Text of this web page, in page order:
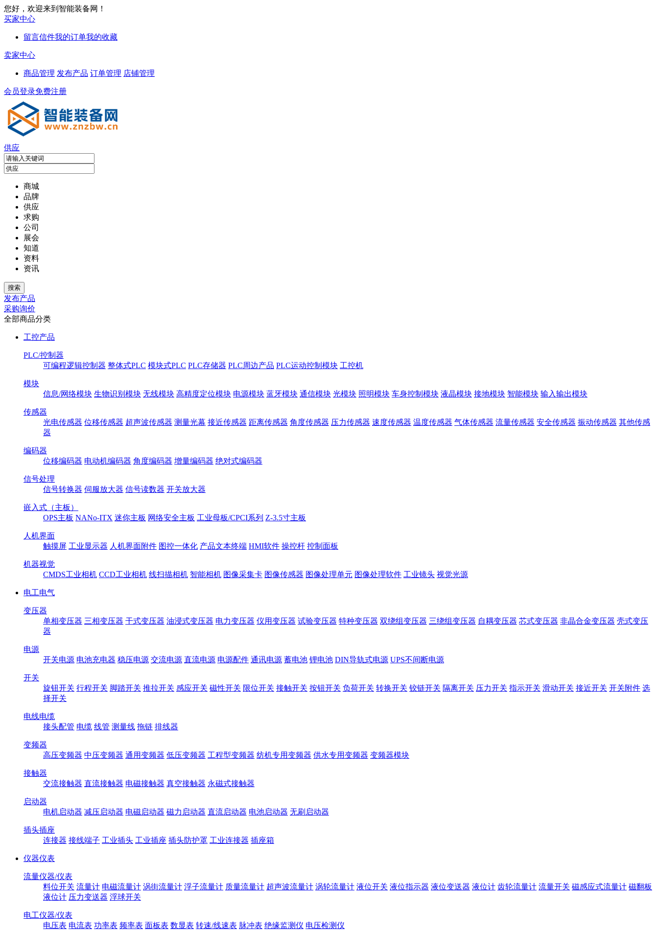
您好，欢迎来到智能装备网！
买家中心
留言信件我的订单我的收藏
卖家中心
商品管理 发布产品 订单管理 店铺管理
会员登录免费注册
供应
商城
品牌
供应
求购
公司
展会
知道
资料
资讯
发布产品
采购询价
全部商品分类
工控产品
PLC/控制器
可编程逻辑控制器 整体式PLC 模块式PLC PLC存储器 PLC周边产品 PLC运动控制模块 工控机
模块
信息/网络模块 生物识别模块 无线模块 高精度定位模块 电源模块 蓝牙模块 通信模块 光模块 照明模块 车身控制模块 液晶模块 接地模块 智能模块 输入输出模块
传感器
光电传感器 位移传感器 超声波传感器 测量光幕 接近传感器 距离传感器 角度传感器 压力传感器 速度传感器 温度传感器 气体传感器 流量传感器 安全传感器 振动传感器 其他传感
器
编码器
位移编码器 电动机编码器 角度编码器 增量编码器 绝对式编码器
信号处理
信号转换器 伺服放大器 信号读数器 开关放大器
嵌入式（主板）
OPS主板 NANo-ITX 迷你主板 网络安全主板 工业母板/CPCI系列 Z-3.5寸主板
人机界面
触摸屏 工业显示器 人机界面附件 图控一体化 产品文本终端 HMI软件 操控杆 控制面板
机器视觉
CMDS工业相机 CCD工业相机 线扫描相机 智能相机 图像采集卡 图像传感器 图像处理单元 图像处理软件 工业镜头 视觉光源
电工电气
变压器
单相变压器 三相变压器 干式变压器 油浸式变压器 电力变压器 仪用变压器 试验变压器 特种变压器 双绕组变压器 三绕组变压器 自耦变压器 芯式变压器 非晶合金变压器 壳式变压
器
电源
开关电源 电池充电器 稳压电源 交流电源 直流电源 电源配件 通讯电源 蓄电池 锂电池 DIN导轨式电源 UPS不间断电源
开关
旋钮开关 行程开关 脚踏开关 推拉开关 感应开关 磁性开关 限位开关 接触开关 按钮开关 负荷开关 转换开关 铰链开关 隔离开关 压力开关 指示开关 滑动开关 接近开关 开关附件 选
择开关
电线电缆
接头配管 电缆 线管 测量线 拖链 排线器
变频器
高压变频器 中压变频器 通用变频器 低压变频器 工程型变频器 纺机专用变频器 供水专用变频器 变频器模块
接触器
交流接触器 直流接触器 电磁接触器 真空接触器 永磁式接触器
启动器
电机启动器 减压启动器 电磁启动器 磁力启动器 直流启动器 电池启动器 无刷启动器
插头插座
连接器 接线端子 工业插头 工业插座 插头防护罩 工业连接器 插座箱
仪器仪表
流量仪器/仪表
料位开关 流量计 电磁流量计 涡街流量计 浮子流量计 质量流量计 超声波流量计 涡轮流量计 液位开关 液位指示器 液位变送器 液位计 齿轮流量计 流量开关 磁感应式流量计 磁翻板
液位计 压力变送器 浮球开关
电工仪器/仪表
电压表 电流表 功率表 频率表 面板表 数显表 转速/线速表 脉冲表 绝缘监测仪 电压检测仪